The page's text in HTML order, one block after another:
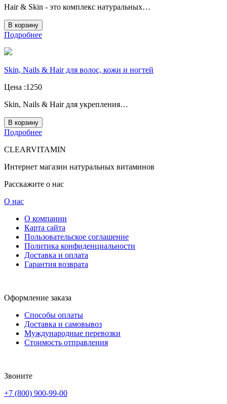
Hair & Skin - это комплекс натуральных…
В корзину
Подробнее
Skin, Nails & Hair для волос, кожи и ногтей
Цена :1250
Skin, Nails & Hair для укрепления…
В корзину
Подробнее
CLEARVITAMIN
Интернет магазин натуральных витаминов
Расскажите о нас
О нас
О компании
Карта сайта
Пользовательское соглашение
Политика конфиденциальности
Доставка и оплата
Гарантия возврата
Оформление заказа
Способы оплаты
Доставка и самовывоз
Муждународные перевозки
Стоимость отправления
Звоните
+7 (800) 900-99-00